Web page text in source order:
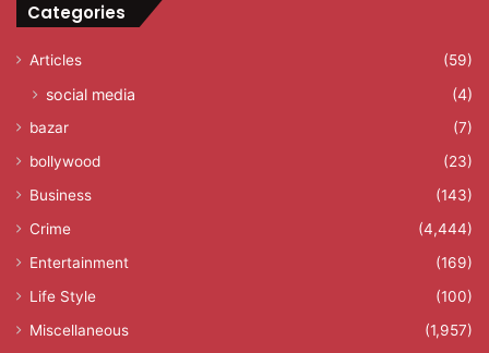
Categories
Articles (59)
social media (4)
bazar
(7)
bollywood
(23)
Business
(143)
Crime
(4,444)
Entertainment
(169)
Life Style
(100)
Miscellaneous
(1,957)